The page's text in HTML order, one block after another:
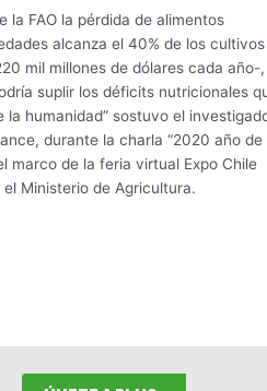
la FAO la pérdida de alimentos
alcanza el 40% de los cultivos
mil millones de dólares cada año-,
suplir los déficits nutricionales
humanidad” sostuvo el
durante la charla “2020 año de
marco de la feria virtual Expo Chile
Ministerio de Agricultura.